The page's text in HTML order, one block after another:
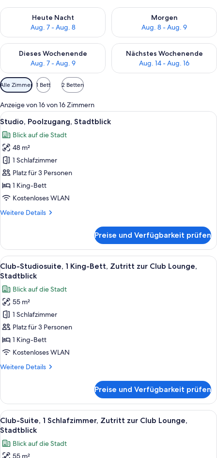
Heute Nacht
Aug. 7 - Aug. 8
Überprüfe die Verfügbarkeit für heute Nacht, Aug. 7 - Aug. 8.
Morgen
Aug. 8 - Aug. 9
Überprüfe die Verfügbarkeit
Dieses Wochenende
Aug. 7 - Aug. 9
Überprüfe die Verfügbarkeit für dieses Wochenende, Aug. 7
Nächstes Wochenende
Aug. 14 - Aug. 16
Überprüfe die Verfügbarkeit
Verfügbare
Filter
für
Zimmer
Alle Zimmer 1 Bett 2 Betten
Anzeige von 16 von 16 Zimmern
Alle
Fotos
für
Studio,
Poolzugang,
Stadtblick
anzeigen
Ein Hotelzimmer mit einem großen
18
Studio, Poolzugang, Stadtblick
Blick auf die Stadt
48 m²
1 Schlafzimmer
Platz für 3 Personen
1 King-Bett
Kostenloses WLAN
Weitere Details
Weitere
Poolzugang,
Stadtblick
Preise und Verfügbarkeit prüfen
Alle
Fotos
für
Club-
Studiosuite,
1 King-
Bett,
Zutritt
zur
Lounge,
Ein Hotelzimmer mit einem großen
18
Club-Studiosuite, 1 King-Bett, Zutritt zur Club Lounge,
Stadtblick
Blick auf die Stadt
55 m²
1 Schlafzimmer
Platz für 3 Personen
1 King-Bett
Kostenloses WLAN
Weitere Details
Weitere
Studiosuite,
1 King-
Bett,
Zutritt
Club
Lounge,
Preise und Verfügbarkeit prüfen
Alle
Fotos
für
Club-
Club-Suite, 1 Schlafzimmer, Zutritt
14
Club-Suite, 1 Schlafzimmer, Zutritt zur Club Lounge,
Stadtblick
Blick auf die Stadt
55 m²